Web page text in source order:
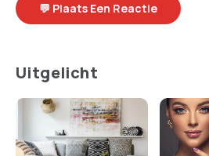
💬 Plaats Een Reactie
Uitgelicht